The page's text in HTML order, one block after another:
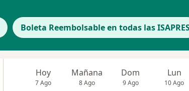
Boleta Reembolsable en todas las
Hoy
7 Ago
Mañana
8 Ago
Dom
9 Ago
Lun
10 Ago